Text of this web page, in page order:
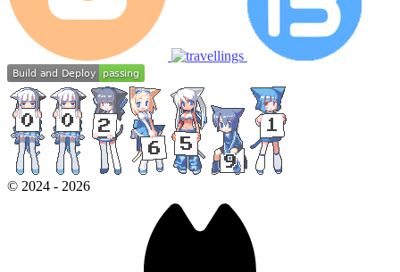
© 2024 - 2026